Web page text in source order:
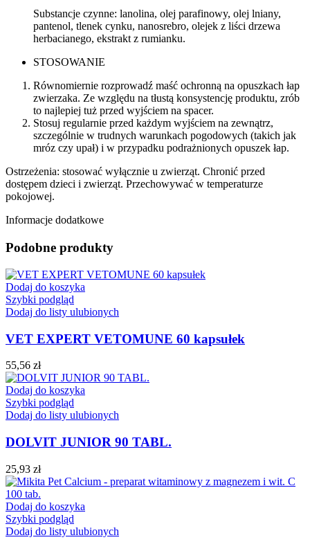
Substancje czynne: lanolina, olej parafinowy, olej lniany,
pantenol, tlenek cynku, nanosrebro, olejek z liści drzewa
herbacianego, ekstrakt z rumianku.
STOSOWANIE
Równomiernie rozprowadź maść ochronną na opuszkach łap
zwierzaka. Ze względu na tłustą konsystencję produktu, zrób
to najlepiej tuż przed wyjściem na spacer.
Stosuj regularnie przed każdym wyjściem na zewnątrz,
szczególnie w trudnych warunkach pogodowych (takich jak
mróz czy upał) i w przypadku podrażnionych opuszek łap.
Ostrzeżenia: stosować wyłącznie u zwierząt. Chronić przed
dostępem dzieci i zwierząt. Przechowywać w temperaturze
pokojowej.
Informacje dodatkowe
Podobne produkty
Dodaj do koszyka
Szybki podgląd
Dodaj do listy ulubionych
VET EXPERT VETOMUNE 60 kapsułek
55,56 zł
Dodaj do koszyka
Szybki podgląd
Dodaj do listy ulubionych
DOLVIT JUNIOR 90 TABL.
25,93 zł
Dodaj do koszyka
Szybki podgląd
Dodaj do listy ulubionych